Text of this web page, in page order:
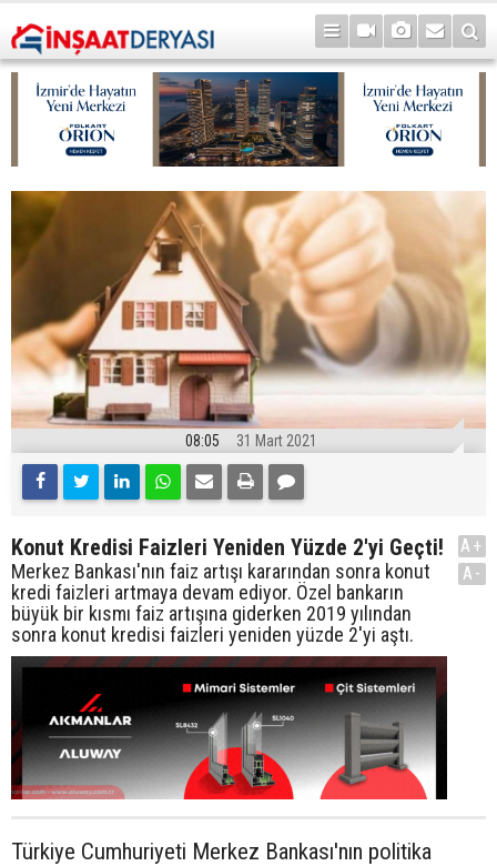
08:05 31 Mart 2021
Konut Kredisi Faizleri Yeniden Yüzde 2'yi Geçti!
Merkez Bankası'nın faiz artışı kararından sonra konut
kredi faizleri artmaya devam ediyor. Özel bankarın
büyük bir kısmı faiz artışına giderken 2019 yılından
sonra konut kredisi faizleri yeniden yüzde 2'yi aştı.
A+
A-
Türkiye Cumhuriyeti Merkez Bankası'nın politika